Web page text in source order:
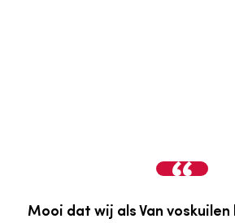
Mooi dat wij als Van voskuilen